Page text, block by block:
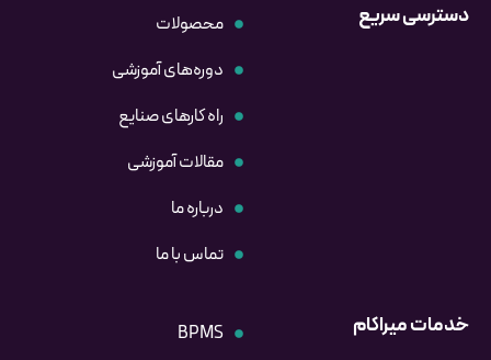
دسترسی سریع
محصولات
دوره‌های آموزشی
راه کارهای صنایع
مقالات آموزشی
درباره ما
تماس با ما
خدمات میراکام
BPMS